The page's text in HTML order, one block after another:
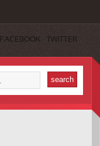
FACEBOOK TWITTER